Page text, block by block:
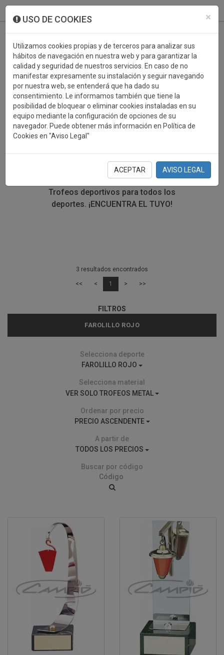
×
USO DE COOKIES
Utilizamos cookies propias y de terceros para analizar sus
hábitos de navegación en nuestra web y para garantizar la
calidad y seguridad de nuestros servicios. En caso de no
manifestar expresamente su instalación y seguir navegando
por nuestra web, se entenderá que ha dado su
consentimiento. Le informamos también que tiene la
posibilidad de bloquear o eliminar cookies instaladas en su
equipo mediante la configuración de opciones de su
navegador. Puede obtener más información en Política de
Cookies en "Aviso Legal"
ACEPTAR AVISO LEGAL
TROFEOS DEPORTIVOS
FAROLILLO ROJO
En esta sección encontrarás una gran variedad de
trofeos deportivos. Define tu búsqueda mediante los
filtros por deporte, material y precio del trofeo.
Trofeos deportivos para todos los
deportes. ¡ENCUENTRA EL TUYO!
3 resultados encontrados
<< < 1 > >>
FILTROS
FAROLILLO ROJO
Selecciona deporte
FAROLILLO ROJO
Selecciona material
VER SOLO TROFEOS METAL
Ordenar por precio
PRECIO ASCENDENTE
A partir de
TODOS LOS PRECIOS
Buscar por código